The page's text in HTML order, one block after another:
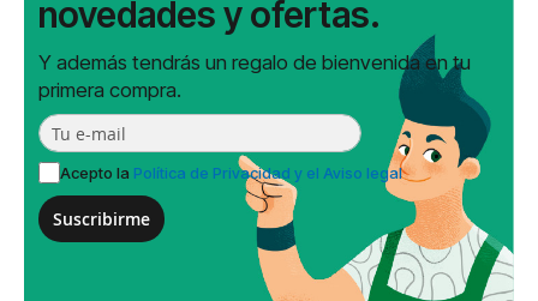
novedades y ofertas.
Y además tendrás un regalo de bienvenida en tu
primera compra.
Acepto la Política de Privacidad y el Aviso legal
Suscribirme